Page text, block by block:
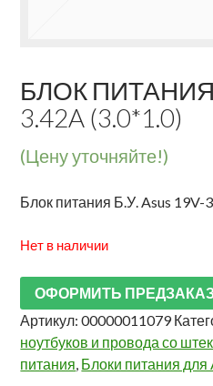
БЛОК ПИТАНИЯ
3.42A (3.0*1.0)
(Цену уточняйте!)
Блок питания Б.У. Asus 19V-
Нет в наличии
ОФОРМИТЬ
Артикул:00000011079
ноутбуков и провода со
питания Блоки питания для